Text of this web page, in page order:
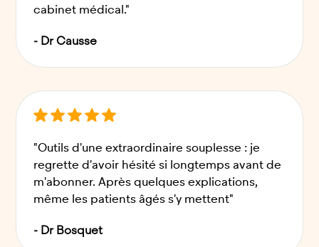
cabinet médical."
- Dr Causse
"Outils d'une extraordinaire souplesse : je
regrette d'avoir hésité si longtemps avant de
m'abonner. Après quelques explications,
même les patients âgés s'y mettent"
- Dr Bosquet